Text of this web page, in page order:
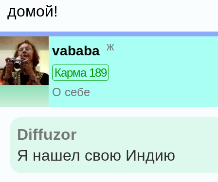
домой!
vababa ж
Карма 189
О себе
Diffuzor
Я нашел свою Индию